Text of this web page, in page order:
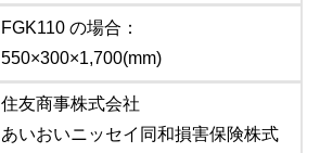
FGK110 の場合：
550×300×1,700(mm)
住友商事株式会社
あいおいニッセイ同和損害保険株式